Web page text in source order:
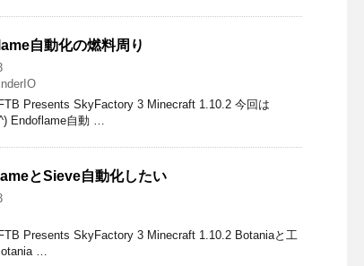
自動化の燃料周り
Presents SkyFactory 3 Minecraft 1.10.2 今回は
Endoflame自動 …
とSieve自動化したい
Presents SkyFactory 3 Minecraft 1.10.2 Botaniaと工
…